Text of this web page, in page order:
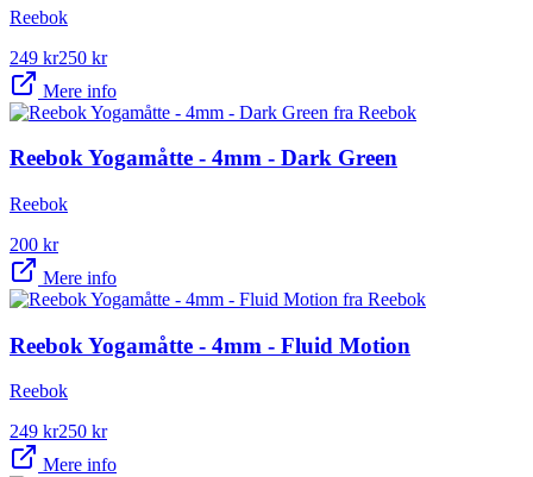
Reebok
249 kr250 kr
Mere info
Reebok Yogamåtte - 4mm - Dark Green
Reebok
200 kr
Mere info
Reebok Yogamåtte - 4mm - Fluid Motion
Reebok
249 kr250 kr
Mere info